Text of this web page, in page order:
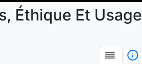
Éthique Et